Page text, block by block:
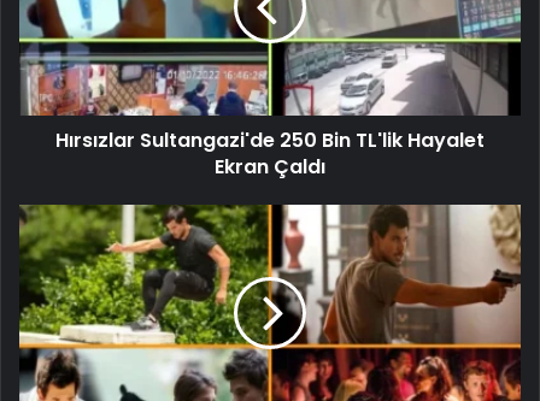
Hırsızlar Sultangazi'de 250 Bin TL'lik Hayalet
Ekran Çaldı